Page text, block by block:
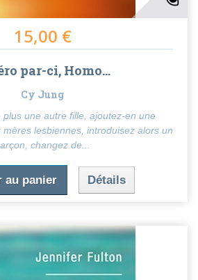
15,00 €
par-ci, Homo...
Cy Jung
plus une autre fille, ajoutez-en une
lesbiennes, introduisez alors un
changez de...
au panier Détails